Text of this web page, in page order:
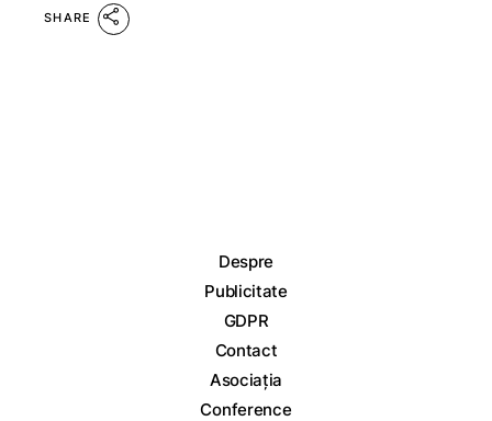
SHARE
Despre
Publicitate
GDPR
Contact
Asociația
Conference